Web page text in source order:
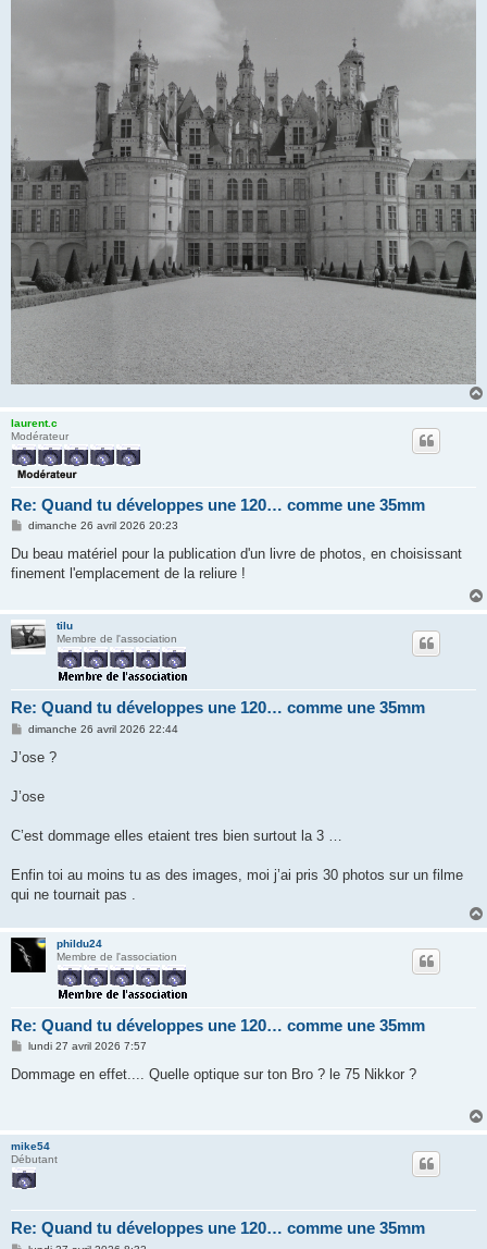
laurent.c
Modérateur
Re: Quand tu développes une 120… comme une 35mm
M
s
a
dimanche 26 avril 2026 20:23
Du beau matériel pour la publication d'un livre de photos, en choisissant
finement l'emplacement de la reliure !
tilu
Membre de l'association
Re: Quand tu développes une 120… comme une 35mm
M
s
g
dimanche 26 avril 2026 22:44
J’ose ?
J’ose
C’est dommage elles etaient tres bien surtout la 3 …
Enfin toi au moins tu as des images, moi j’ai pris 30 photos sur un filme
qui ne tournait pas .
phildu24
Membre de l'association
Re: Quand tu développes une 120… comme une 35mm
M
s
lundi 27 avril 2026 7:57
Dommage en effet.... Quelle optique sur ton Bro ? le 75 Nikkor ?
mike54
Débutant
Re: Quand tu développes une 120… comme une 35mm